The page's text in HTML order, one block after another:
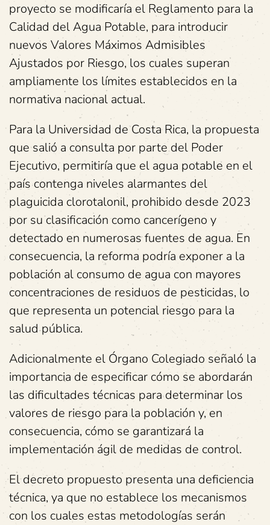
proyecto se modificaría el Reglamento para la
Calidad del Agua Potable, para introducir
nuevos Valores Máximos Admisibles
Ajustados por Riesgo, los cuales superan
ampliamente los límites establecidos en la
normativa nacional actual.
Para la Universidad de Costa Rica, la propuesta
que salió a consulta por parte del Poder
Ejecutivo, permitiría que el agua potable en el
país contenga niveles alarmantes del
plaguicida clorotalonil, prohibido desde 2023
por su clasificación como cancerígeno y
detectado en numerosas fuentes de agua. En
consecuencia, la reforma podría exponer a la
población al consumo de agua con mayores
concentraciones de residuos de pesticidas, lo
que representa un potencial riesgo para la
salud pública.
Adicionalmente el Órgano Colegiado señaló la
importancia de especificar cómo se abordarán
las dificultades técnicas para determinar los
valores de riesgo para la población y, en
consecuencia, cómo se garantizará la
implementación ágil de medidas de control.
El decreto propuesto presenta una deficiencia
técnica, ya que no establece los mecanismos
con los cuales estas metodologías serán